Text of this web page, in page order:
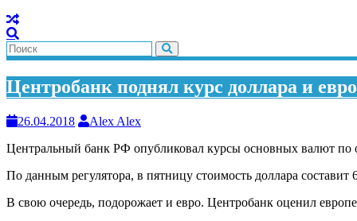
Центробанк поднял курс доллара и
26.04.2018
Alex Alex
Центральный банк РФ опубликовал курсы основных валют
По данным регулятора, в пятницу стоимость доллара составит
В свою очередь, подорожает и евро. Центробанк оценил